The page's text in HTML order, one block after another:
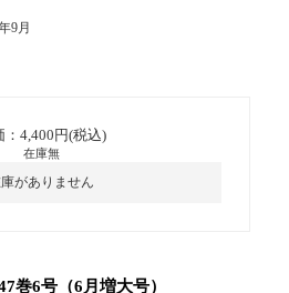
9月
：4,400円(税込)
在庫無
がありません
巻6号（6月増大号）